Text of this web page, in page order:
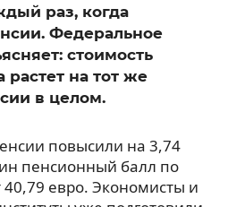
раз, когда
Федеральное
стоимость
растет на тот же
в целом.
повысили на 3,74
пенсионный балл по
40,79 евро. Экономисты и